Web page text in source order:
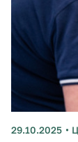
29.10.2025